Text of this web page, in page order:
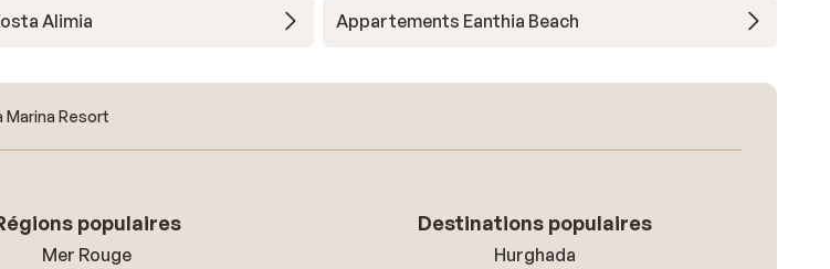
Alimia Appartements Eanthia Beach
Marina Resort
populaires
Mer Rouge
Destinations populaires
Hurghada